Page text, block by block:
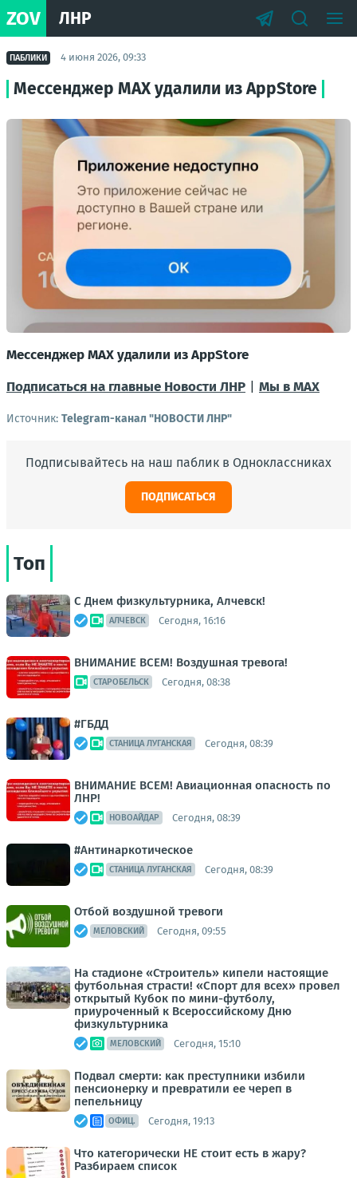
ZOV ЛНР
ПАБЛИКИ 4 июня 2026, 09:33
Мессенджер MAX удалили из AppStore
Мессенджер MAX удалили из AppStore
Подписаться на главные Новости ЛНР
Мы в MAX
Источник: Telegram-канал "НОВОСТИ ЛНР"
Подписывайтесь на наш паблик в Одноклассниках
ПОДПИСАТЬСЯ
Топ
С Днем физкультурника, Алчевск!
АЛЧЕВСК Сегодня, 16:16
ВНИМАНИЕ ВСЕМ! Воздушная тревога!
СТАРОБЕЛЬСК Сегодня, 08:38
#ГБДД
СТАНИЦА ЛУГАНСКАЯ Сегодня, 08:39
ВНИМАНИЕ ВСЕМ! Авиационная опасность по
ЛНР!
НОВОАЙДАР Сегодня, 08:39
#Антинаркотическое
СТАНИЦА ЛУГАНСКАЯ Сегодня, 08:39
Отбой воздушной тревоги
МЕЛОВСКИЙ Сегодня, 09:55
На стадионе «Строитель» кипели настоящие
футбольная страсти! «Спорт для всех» провел
открытый Кубок по мини-футболу,
приуроченный к Всероссийскому Дню
физкультурника
МЕЛОВСКИЙ Сегодня, 15:10
Подвал смерти: как преступники избили
пенсионерку и превратили ее череп в
пепельницу
ОФИЦ. Сегодня, 19:13
Что категорически НЕ стоит есть в жару?
Разбираем список